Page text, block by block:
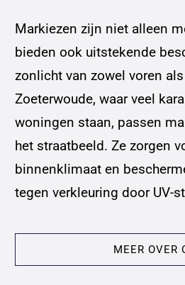
Markiezen zijn niet alleen
bieden ook uitstekende
zonlicht van zowel voren
Zoeterwoude, waar veel
woningen staan, passen
het straatbeeld. Ze zorgen
binnenklimaat en
tegen verkleuring door UV-
MEER OVER